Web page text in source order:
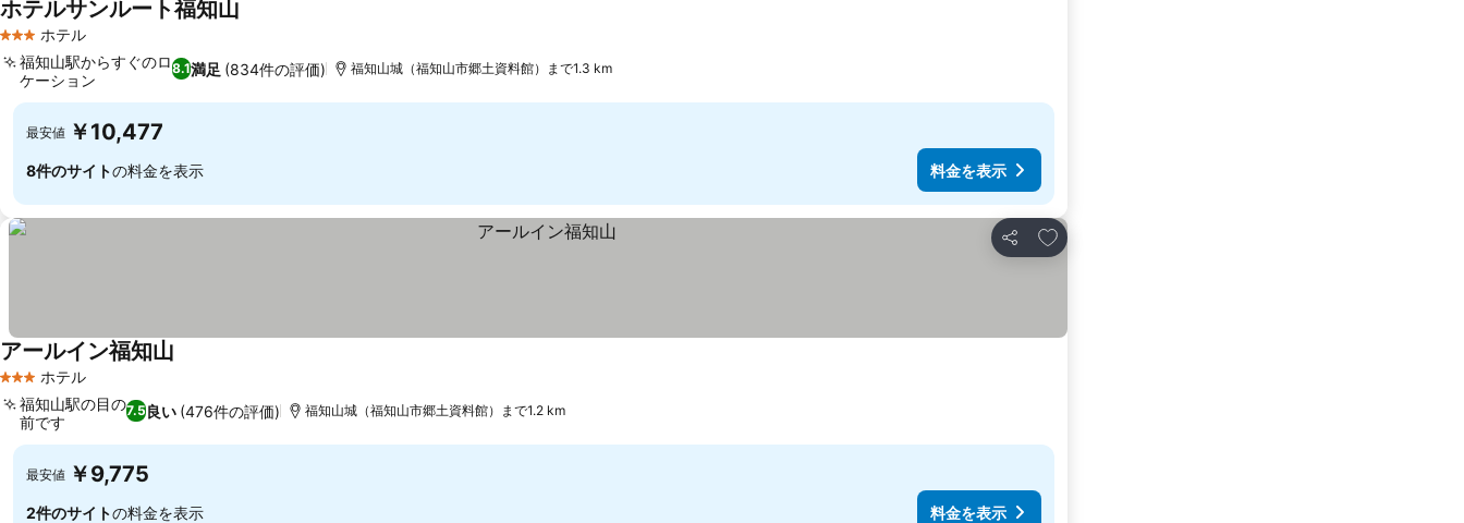
3 ホテルのランク
ホテル
ホテルサンルート福知山
8.1満足 (834件の評価)
福知山駅からすぐのロ
ケーション
福知山城（福知山市郷土資料館）まで1.3 km
最安値 ￥10,477
8件のサイトの料金を表示 料金を表示
シェア
お気に入りに追加
3 ホテルのランク
ホテル
アールイン福知山
7.5良い (476件の評価)
福知山駅の目の
前です
福知山城（福知山市郷土資料館）まで1.2 km
最安値 ￥9,775
2件のサイトの料金を表示 料金を表示